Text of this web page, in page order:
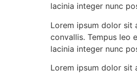
lacinia integer nunc
Lorem ipsum dolor sit
convallis. Tempus leo
lacinia integer nunc
Lorem ipsum dolor sit